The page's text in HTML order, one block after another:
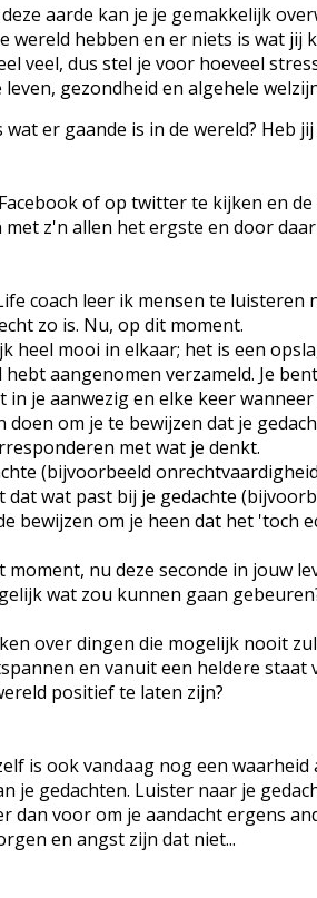
aarde kan je je gemakkelijk
wereld hebben en er niets is wat
veel, dus stel je voor hoeveel
gezondheid en algehele
er gaande is in de wereld? Heb
of op twitter te kijken en
met z'n allen het ergste en door
coach leer ik mensen te luisteren
zo is. Nu, op dit moment.
heel mooi in elkaar; het is een
aangenomen verzameld. Je
je aanwezig en elke keer
om je te bewijzen dat je
met wat je denkt.
(bijvoorbeeld
dat wat past bij je gedachte
bewijzen om je heen dat het 'toch
nu deze seconde in jouw
wat zou kunnen gaan
over dingen die mogelijk nooit
en vanuit een heldere
positief te laten zijn?
is ook vandaag nog een waarheid
je gedachten. Luister naar je
dan voor om je aandacht ergens
en angst zijn dat niet...